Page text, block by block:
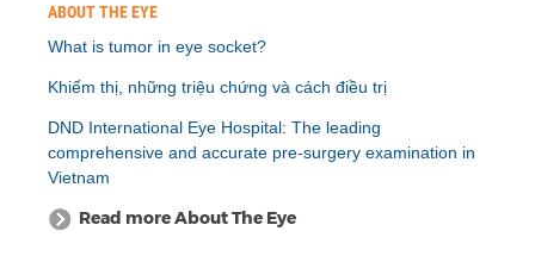
ABOUT THE EYE
What is tumor in eye socket?
Khiếm thị, những triệu chứng và cách điều trị
DND International Eye Hospital: The leading
comprehensive and accurate pre-surgery examination in
Vietnam
Read more About The Eye